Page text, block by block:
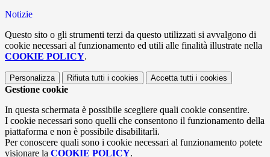
Notizie
Questo sito o gli strumenti terzi da questo utilizzati si avvalgono di
cookie necessari al funzionamento ed utili alle finalità illustrate nella
COOKIE POLICY.
Personalizza Rifiuta tutti i cookies Accetta tutti i cookies
Gestione cookie
In questa schermata è possibile scegliere quali cookie consentire.
I cookie necessari sono quelli che consentono il funzionamento della
piattaforma e non è possibile disabilitarli.
Per conoscere quali sono i cookie necessari al funzionamento potete
visionare la COOKIE POLICY.